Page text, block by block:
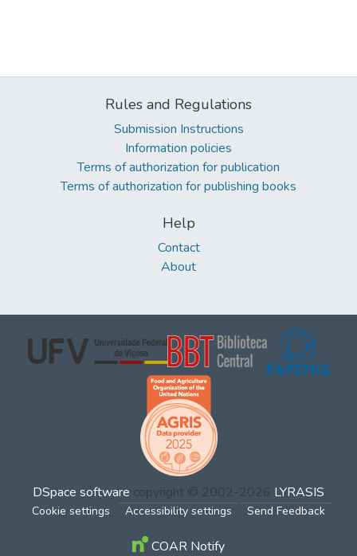
Rules and Regulations
Submission Instructions
Information policies
Terms of authorization for publication
Terms of authorization for publishing books
Help
Contact
About
DSpace software copyright © 2002-2026 LYRASIS
Cookie settings Accessibility settings Send Feedback
COAR Notify